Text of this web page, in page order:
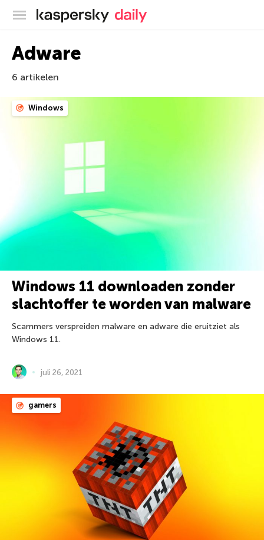
Kaspersky official blog
Adware
6 artikelen
Windows
Windows 11 downloaden zonder
slachtoffer te worden van malware
Scammers verspreiden malware en adware die eruitziet als
Windows 11.
juli 26, 2021
gamers